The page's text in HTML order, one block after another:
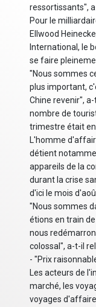
ressortissants",
Pour le
Ellwood
International, le
se faire
"Nous sommes
plus important,
Chine revenir",
nombre de
trimestre était
L'homme
détient
appareils de la
durant la crise
d'ici le mois
"Nous sommes
étions en train
nous
colossal", a-t-il
- "Prix
Les acteurs de
marché, les
voyages